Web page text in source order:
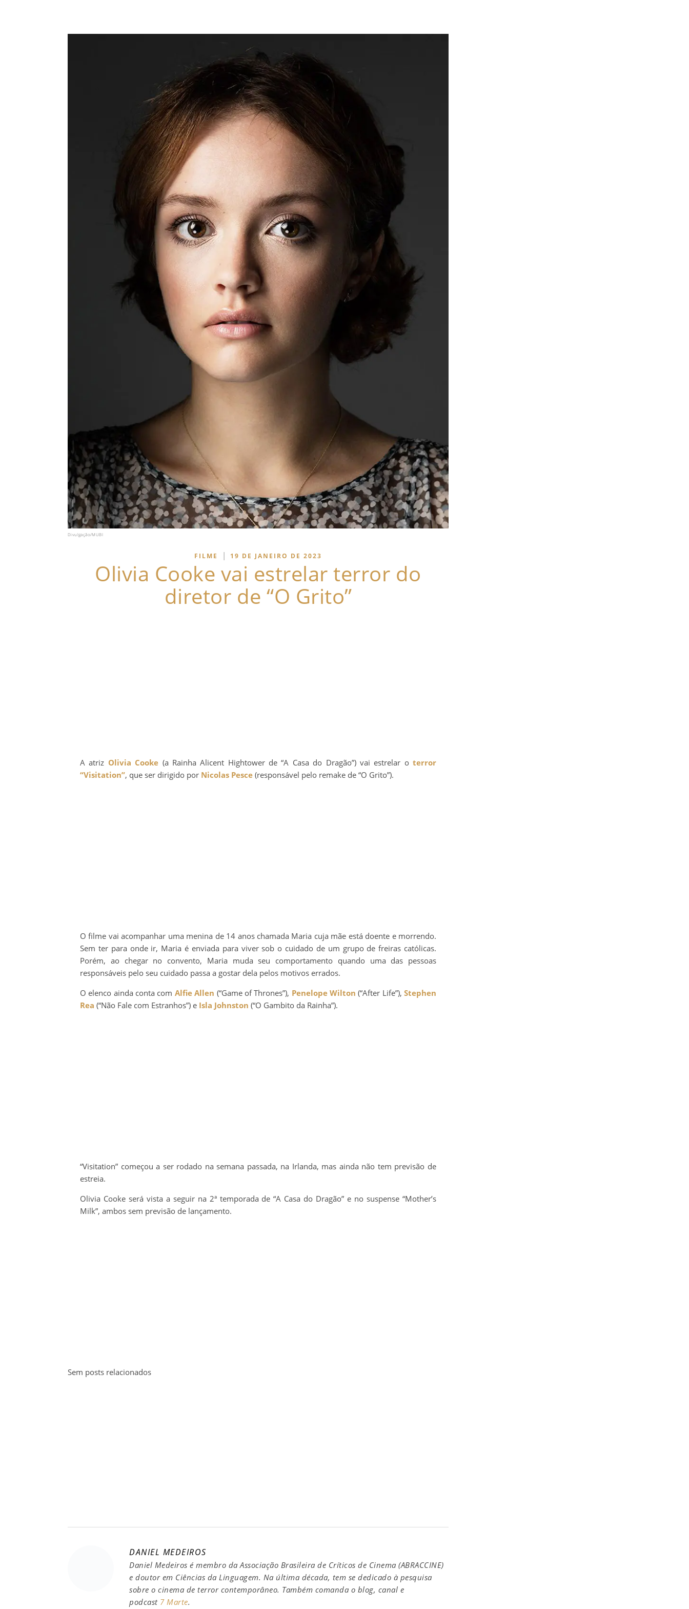
Divulgação/MUBI
FILME | 19 DE JANEIRO DE 2023
Olivia Cooke vai estrelar terror do
diretor de “O Grito”
A atriz Olivia Cooke (a Rainha Alicent Hightower de “A Casa do Dragão”) vai estrelar o terror
“Visitation”, que ser dirigido por Nicolas Pesce (responsável pelo remake de “O Grito”).
O filme vai acompanhar uma menina de 14 anos chamada Maria cuja mãe está doente e morrendo.
Sem ter para onde ir, Maria é enviada para viver sob o cuidado de um grupo de freiras católicas.
Porém, ao chegar no convento, Maria muda seu comportamento quando uma das pessoas
responsáveis pelo seu cuidado passa a gostar dela pelos motivos errados.
O elenco ainda conta com Alfie Allen (“Game of Thrones”), Penelope Wilton (“After Life”),Stephen
Rea (“Não Fale com Estranhos”) e Isla Johnston (“O Gambito da Rainha”).
“Visitation” começou a ser rodado na semana passada, na Irlanda, mas ainda não tem previsão de
estreia.
Olivia Cooke será vista a seguir na 2ª temporada de “A Casa do Dragão” e no suspense “Mother’s
Milk”, ambos sem previsão de lançamento.
Sem posts relacionados
DANIEL MEDEIROS
Daniel Medeiros é membro da Associação Brasileira de Críticos de Cinema (ABRACCINE)
e doutor em Ciências da Linguagem. Na última década, tem se dedicado à pesquisa
sobre o cinema de terror contemporâneo. Também comanda o blog, canal e
podcast 7 Marte.